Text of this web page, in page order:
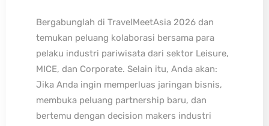
Bergabunglah di TravelMeetAsia 2026 dan
temukan peluang kolaborasi bersama para
pelaku industri pariwisata dari sektor Leisure,
MICE, dan Corporate. Selain itu, Anda akan:
Jika Anda ingin memperluas jaringan bisnis,
membuka peluang partnership baru, dan
bertemu dengan decision makers industri